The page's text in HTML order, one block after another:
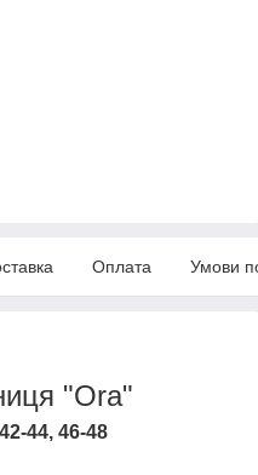
Оплата Умови
"Ora"
44, 46-48